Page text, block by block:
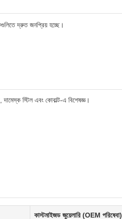
দ্রুত জনপ্রিয় হচ্ছে।
দামেস্ক স্টিল এবং কোবাল্ট-এ বিশেষজ্ঞ।
কাস্টমাইজড জুয়েলারি (OEM পরিষেবা)